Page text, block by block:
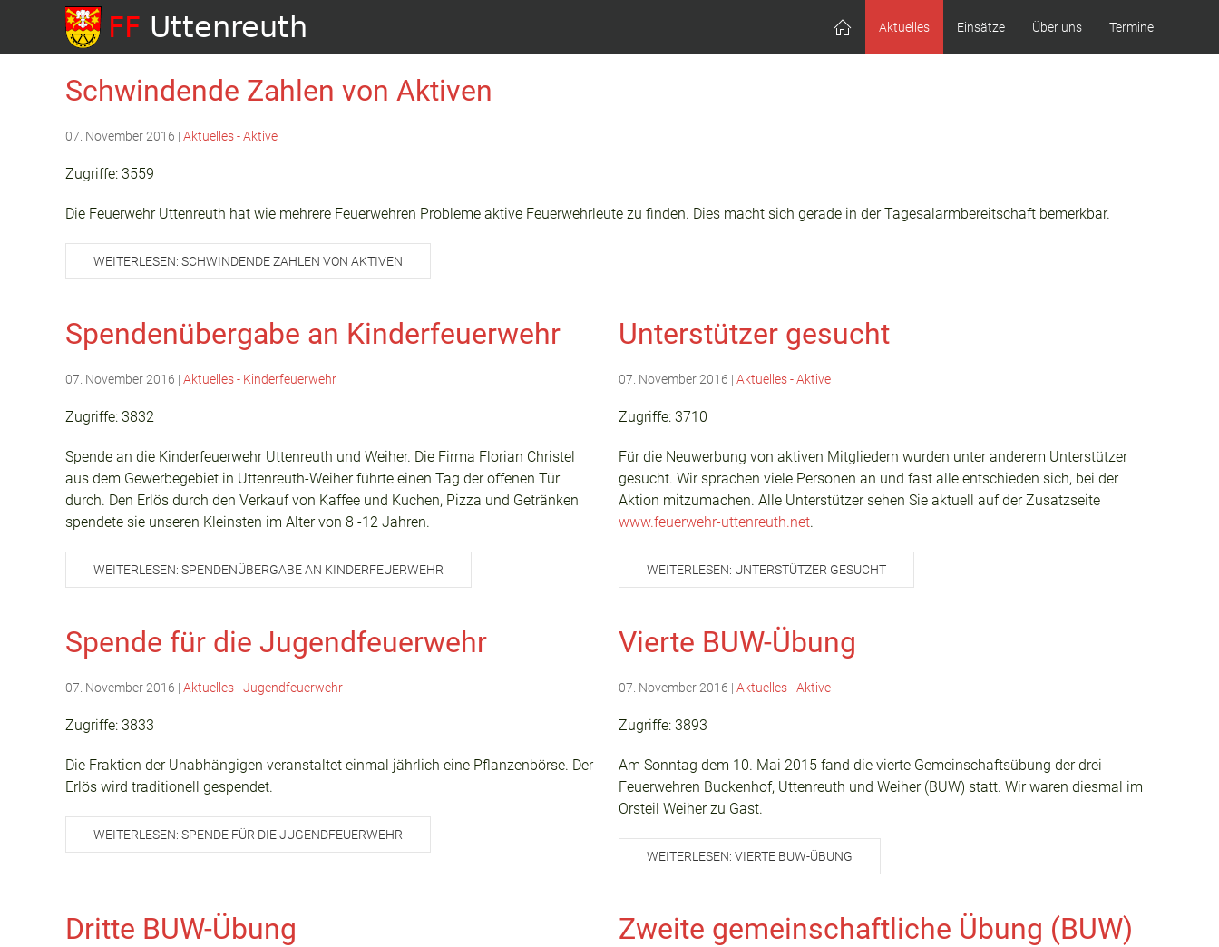
Aktuelles Einsätze Über uns Termine
Schwindende Zahlen von Aktiven
07. November 2016 | Aktuelles - Aktive
Zugriffe: 3559
Die Feuerwehr Uttenreuth hat wie mehrere Feuerwehren Probleme aktive Feuerwehrleute zu finden. Dies macht sich gerade in der Tagesalarmbereitschaft bemerkbar.
WEITERLESEN: SCHWINDENDE ZAHLEN VON AKTIVEN
Spendenübergabe an Kinderfeuerwehr
07. November 2016 | Aktuelles - Kinderfeuerwehr
Zugriffe: 3832
Spende an die Kinderfeuerwehr Uttenreuth und Weiher. Die Firma Florian Christel
aus dem Gewerbegebiet in Uttenreuth-Weiher führte einen Tag der offenen Tür
durch. Den Erlös durch den Verkauf von Kaffee und Kuchen, Pizza und Getränken
spendete sie unseren Kleinsten im Alter von 8 -12 Jahren.
WEITERLESEN: SPENDENÜBERGABE AN KINDERFEUERWEHR
Unterstützer gesucht
07. November 2016 | Aktuelles - Aktive
Zugriffe: 3710
Für die Neuwerbung von aktiven Mitgliedern wurden unter anderem Unterstützer
gesucht. Wir sprachen viele Personen an und fast alle entschieden sich, bei der
Aktion mitzumachen. Alle Unterstützer sehen Sie aktuell auf der Zusatzseite
www.feuerwehr-uttenreuth.net.
WEITERLESEN: UNTERSTÜTZER GESUCHT
Spende für die Jugendfeuerwehr
07. November 2016 | Aktuelles - Jugendfeuerwehr
Zugriffe: 3833
Die Fraktion der Unabhängigen veranstaltet einmal jährlich eine Pflanzenbörse. Der
Erlös wird traditionell gespendet.
WEITERLESEN: SPENDE FÜR DIE JUGENDFEUERWEHR
Vierte BUW-Übung
07. November 2016 | Aktuelles - Aktive
Zugriffe: 3893
Am Sonntag dem 10. Mai 2015 fand die vierte Gemeinschaftsübung der drei
Feuerwehren Buckenhof, Uttenreuth und Weiher (BUW) statt. Wir waren diesmal im
Orsteil Weiher zu Gast.
WEITERLESEN: VIERTE BUW-ÜBUNG
Dritte BUW-Übung Zweite gemeinschaftliche Übung (BUW)